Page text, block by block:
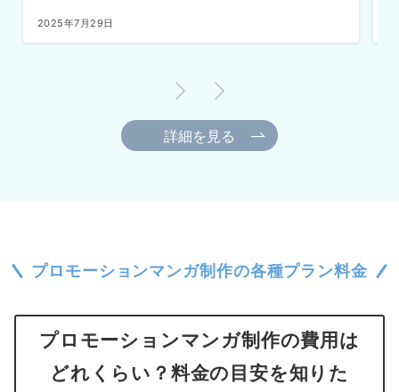
2025年7月3日
詳細を見る
プロモーションマンガ制作の各種プラン料金
プロモーションマンガ制作の費用は
どれくらい？料金の目安を知りた